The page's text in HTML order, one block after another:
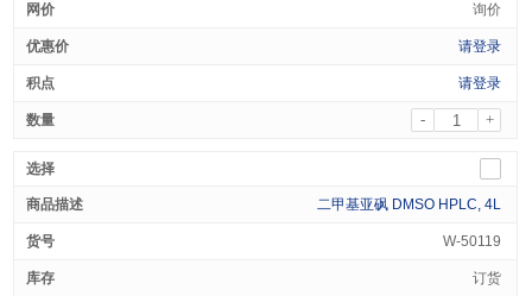
询价
请登录
请登录
- +
二甲基亚砜 DMSO HPLC, 4L
W-50119
订货